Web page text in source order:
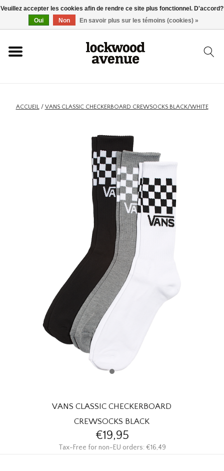
ACCUEIL
NOUVEAU
ACCUEIL/ VANS CLASSIC CHECKERBOARD CREWSOCKS BLACK/WHITE
VANS CLASSIC CHECKERBOARD
CREWSOCKS BLACK
€19,95
Tax-Free for non-EU orders: €16,49
Veuillez accepter les cookies afin de rendre ce site plus fonctionnel. D'accord?
Oui
Non En savoir plus sur les témoins (cookies) »